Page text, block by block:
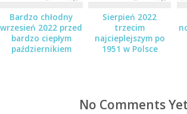
Bardzo chłodny
wrzesień 2022 przed
bardzo ciepłym
październikiem
Sierpień 2022
trzecim
najcieplejszym po
1951 w Polsce
No Comments Yet